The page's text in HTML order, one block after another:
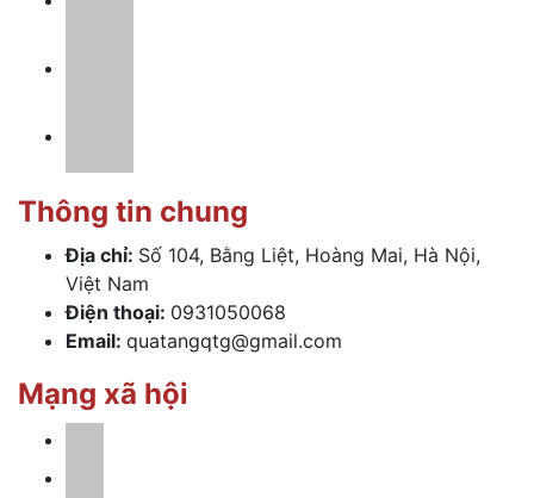
Thông tin chung
Địa chỉ: Số 104, Bằng Liệt, Hoàng Mai, Hà Nội,
Việt Nam
Điện thoại: 0931050068
Email: quatangqtg@gmail.com
Mạng xã hội